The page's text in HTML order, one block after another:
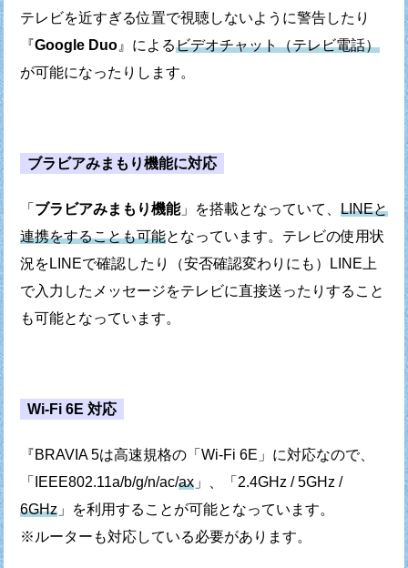
テレビを近すぎる位置で視聴しないように警告したり
『Google Duo』によるビデオチャット（テレビ電話）
が可能になったりします。
ブラビアみまもり機能に対応
「 ブラビアみまもり機能」を搭載となっていて、 LINEと
連携をすることも可能となっています。 テレビの使用状
況をLINEで確認したり（安否確認変わりにも）
LINE上
で入力したメッセージをテレビに直接送ったりすること
も可能となっています。
Wi-Fi 6E 対応
『BRAVIA 5は高速規格の「Wi-Fi 6E」に対応なので、
「IEEE802.11a/b/g/n/ac/ax」、「2.4GHz / 5GHz /
6GHz」を利用することが可能となっています。
※ルーターも対応している必要があります。